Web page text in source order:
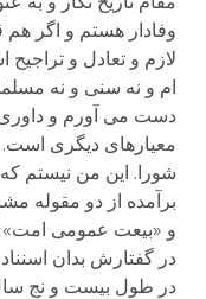
وفادار هستم و اگر
لازم و تعادل و
ام و نه سنی و نه
دست می آورم و داوری
شورا. این من نیستم
برآمده از دو مقوله
و «بیعت عمومی امت»
در گفتارش بدان
در طول بیست و نج سال